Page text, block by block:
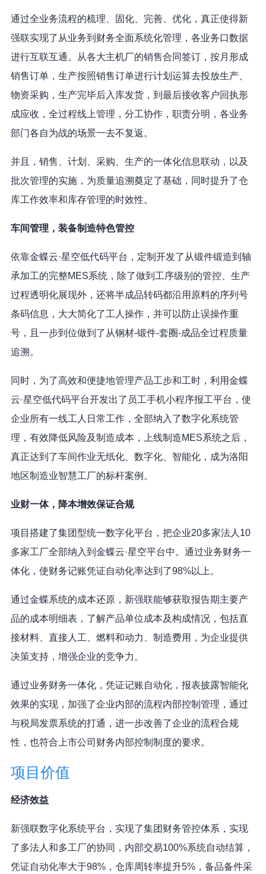
通过全业务流程的梳理、固化、完善、优化，真正使得新
强联实现了从业务到财务全面系统化管理，各业务口数据
进行互联互通。从各大主机厂的销售合同签订，按月形成
销售订单，生产按照销售订单进行计划运算去投放生产、
物资采购，生产完毕后入库发货，到最后接收客户回执形
成应收，全过程线上管理，分工协作，职责分明，各业务
部门各自为战的场景一去不复返。
并且，销售、计划、采购、生产的一体化信息联动，以及
批次管理的实施，为质量追溯奠定了基础，同时提升了仓
库工作效率和库存管理的时效性。
车间管理，装备制造特色管控
依靠金蝶云·星空低代码平台，定制开发了从锻件锻造到轴
承加工的完整MES系统，除了做到工序级别的管控、生产
过程透明化展现外，还将半成品转码都沿用原料的序列号
条码信息，大大简化了工人操作，并可以防止误操作重
号，且一步到位做到了从钢材-锻件-套圈-成品全过程质量
追溯。
同时，为了高效和便捷地管理产品工步和工时，利用金蝶
云·星空低代码平台开发出了员工手机小程序报工平台，使
企业所有一线工人日常工作，全部纳入了数字化系统管
理，有效降低风险及制造成本，上线制造MES系统之后，
真正达到了车间作业无纸化、数字化、智能化，成为洛阳
地区制造业智慧工厂的标杆案例。
业财一体，降本增效保证合规
项目搭建了集团型统一数字化平台，把企业20多家法人10
多家工厂全部纳入到金蝶云·星空平台中。通过业务财务一
体化，使财务记账凭证自动化率达到了98%以上。
通过金蝶系统的成本还原，新强联能够获取报告期主要产
品的成本明细表，了解产品单位成本及构成情况，包括直
接材料、直接人工、燃料和动力、制造费用，为企业提供
决策支持，增强企业的竞争力。
通过业务财务一体化，凭证记账自动化，报表披露智能化
效果的实现，加强了企业内部的流程内部控制管理，通过
与税局发票系统的打通，进一步改善了企业的流程合规
性，也符合上市公司财务内部控制制度的要求。
项目价值
经济效益
新强联数字化系统平台，实现了集团财务管控体系，实现
了多法人和多工厂的协同，内部交易100%系统自动结算，
凭证自动化率大于98%，仓库周转率提升5%，备品备件采